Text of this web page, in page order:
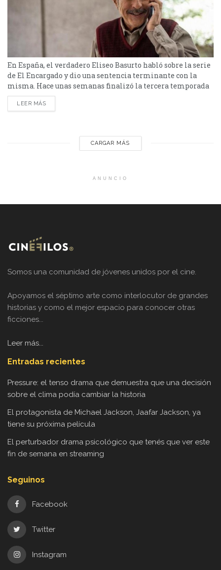
En España, el verdadero Eliseo Basurto habló sobre la serie
de El Encargado y dio una sentencia terminante con la
misma. Hace unas semanas finalizó la tercera temporada
de El Encargado. La comedia dramática argentina fue el
gran éxito de Star+/Disney+ del 2022 acá. La serie sigue la
LEER MÁS
CARGAR MÁS
ANUNCIO
Somos una comunidad de jóvenes unidos por el cine.
Apoyamos el séptimo arte como interlocutor de grandes
historias y como el mejor espacio para conocer otras
ficciones...
Leer más...
Entradas recientes
Pressure: el tenso drama que demuestra que una decisión
sobre el clima podía cambiar la historia
El protagonista de Michael Jackson, Jaafar Jackson, ya
tiene su próxima película
El perturbador drama psicológico que tenés que ver este
fin de semana en streaming
Seguinos
Facebook
Twitter
Instagram